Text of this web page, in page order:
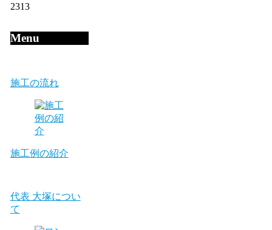
2313
Menu
施工の流れ
施工例の紹介
代表 大塚につい
て